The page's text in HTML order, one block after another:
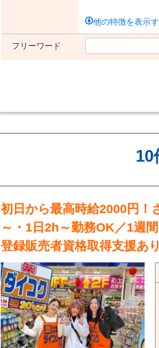
他の特徴を表示
フリーワード
10
初日から最高時給2000円！
～・1日2h～勤務OK／1週
登録販売者資格取得支援あ